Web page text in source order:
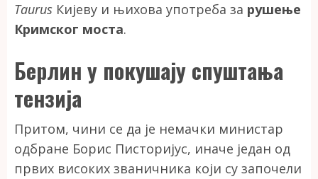
Taurus Кијеву и њихова употреба за рушење
Кримског моста.
Берлин у покушају спуштања
тензија
Притом, чини се да је немачки министар
одбране Борис Писторијус, иначе један од
првих високих званичника који су започели